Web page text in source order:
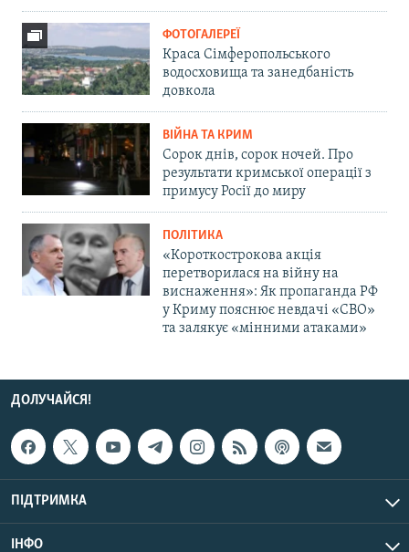
ФОТОГАЛЕРЕЇ
Краса Сімферопольського
водосховища та занедбаність
довкола
ВІЙНА ТА КРИМ
Сорок днів, сорок ночей. Про
результати кримської операції з
примусу Росії до миру
ПОЛІТИКА
«Короткострокова акція
перетворилася на війну на
виснаження»: Як пропаганда РФ
у Криму пояснює невдачі «СВО»
та залякує «мінними атаками»
ДОЛУЧАЙСЯ!
ПІДТРИМКА
ІНФО